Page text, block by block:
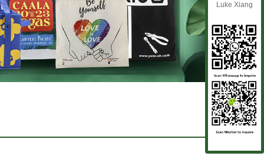
Luke Xiang